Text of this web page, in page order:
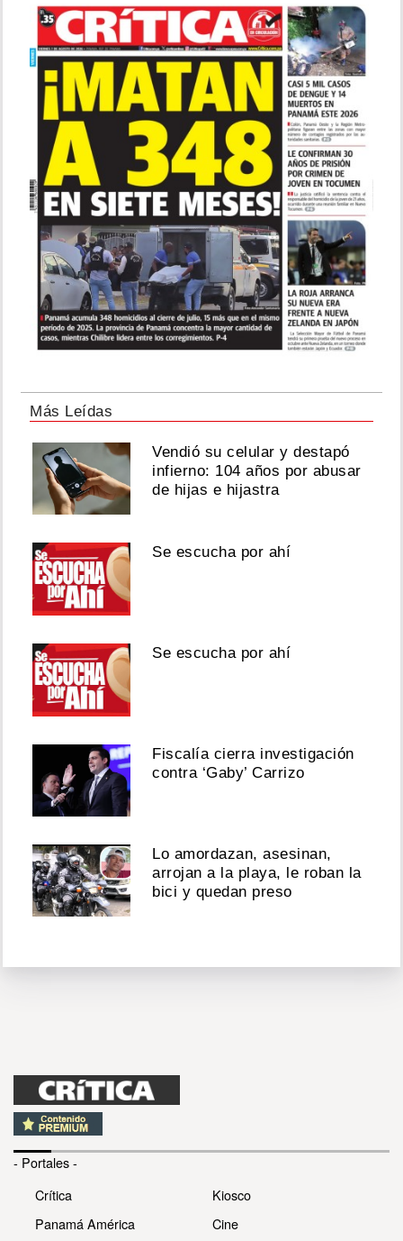
Más Leídas
Vendió su celular y destapó
infierno: 104 años por abusar
de hijas e hijastra
Se escucha por ahí
Se escucha por ahí
Fiscalía cierra investigación
contra ‘Gaby’ Carrizo
Lo amordazan, asesinan,
arrojan a la playa, le roban la
bici y quedan preso
- Portales -
Crítica
Panamá América
Kiosco
Cine